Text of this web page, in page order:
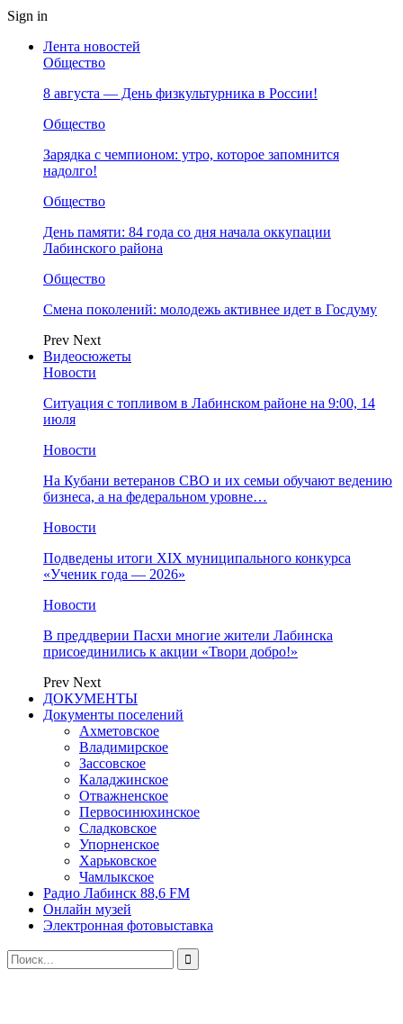
Sign in
Лента новостей
Общество
8 августа — День физкультурника в России!
Общество
Зарядка с чемпионом: утро, которое запомнится
надолго!
Общество
День памяти: 84 года со дня начала оккупации
Лабинского района
Общество
Смена поколений: молодежь активнее идет в Госдуму
Prev Next
Видеосюжеты
Новости
Ситуация с топливом в Лабинском районе на 9:00, 14
июля
Новости
На Кубани ветеранов СВО и их семьи обучают ведению
бизнеса, а на федеральном уровне…
Новости
Подведены итоги XIX муниципального конкурса
«Ученик года — 2026»
Новости
В преддверии Пасхи многие жители Лабинска
присоединились к акции «Твори добро!»
Prev Next
ДОКУМЕНТЫ
Документы поселений
Ахметовское
Владимирское
Зассовское
Каладжинское
Отважненское
Первосинюхинское
Сладковское
Упорненское
Харьковское
Чамлыкское
Радио Лабинск 88,6 FM
Онлайн музей
Электронная фотовыставка